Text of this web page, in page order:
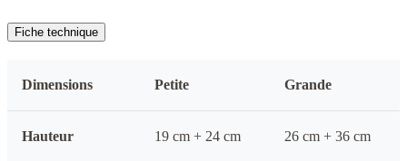
Fiche technique
Dimensions Petite Grande
Hauteur 19 cm + 24 cm 26 cm + 36 cm